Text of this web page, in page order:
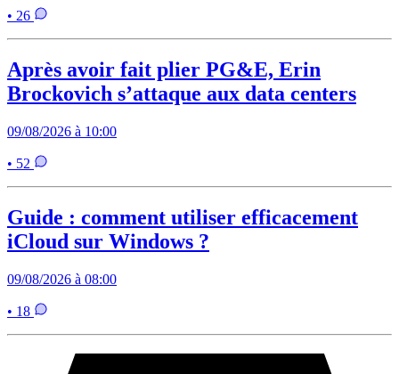
• 26
Après avoir fait plier PG&E, Erin
Brockovich s’attaque aux data centers
09/08/2026 à 10:00
• 52
Guide : comment utiliser efficacement
iCloud sur Windows ?
09/08/2026 à 08:00
• 18